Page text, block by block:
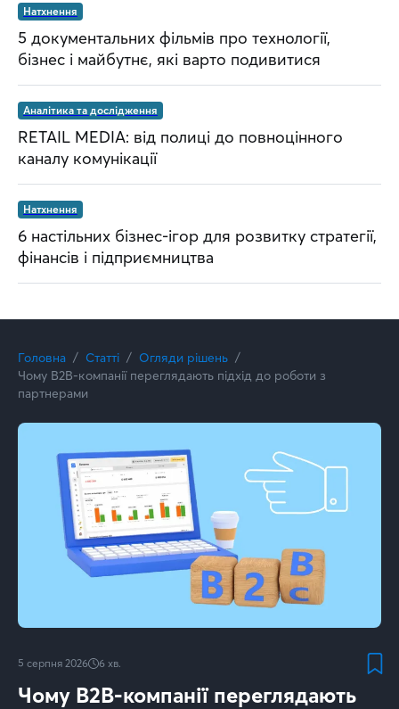
Натхнення
5 документальних фільмів про технології,
бізнес і майбутнє, які варто подивитися
Аналітика та дослідження
RETAIL MEDIA: від полиці до повноцінного
каналу комунікації
Натхнення
6 настільних бізнес-ігор для розвитку стратегії,
фінансів і підприємництва
Головна Статті
Огляди рішень
Чому B2B-компанії переглядають підхід до роботи з
партнерами
5 серпня 2026 6 хв.
Чому B2B-компанії переглядають